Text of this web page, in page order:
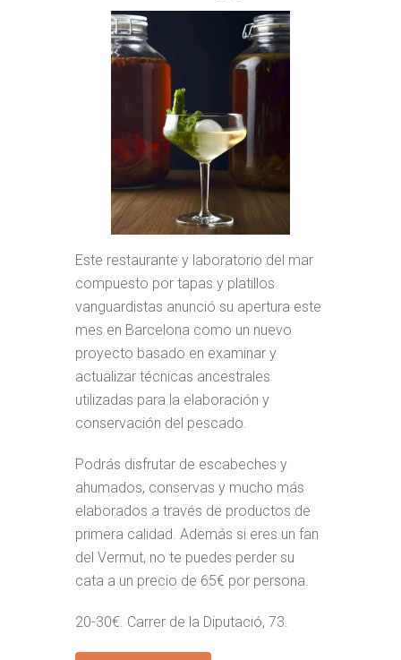
Este restaurante y laboratorio del mar
compuesto por tapas y platillos
vanguardistas anunció su apertura este
mes en Barcelona como un nuevo
proyecto basado en examinar y
actualizar técnicas ancestrales
utilizadas para la elaboración y
conservación del pescado.
Podrás disfrutar de escabeches y
ahumados, conservas y mucho más
elaborados a través de productos de
primera calidad. Además si eres un fan
del Vermut, no te puedes perder su
cata a un precio de 65€ por persona.
20-30€. Carrer de la Diputació, 73.